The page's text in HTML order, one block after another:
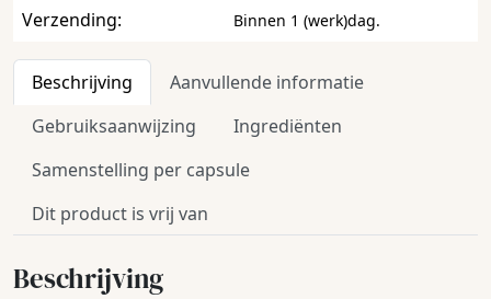
Verzending:
Binnen 1 (werk)dag.
Beschrijving
Aanvullende informatie
Gebruiksaanwijzing
Ingrediënten
Samenstelling per capsule
Dit product is vrij van
Beschrijving